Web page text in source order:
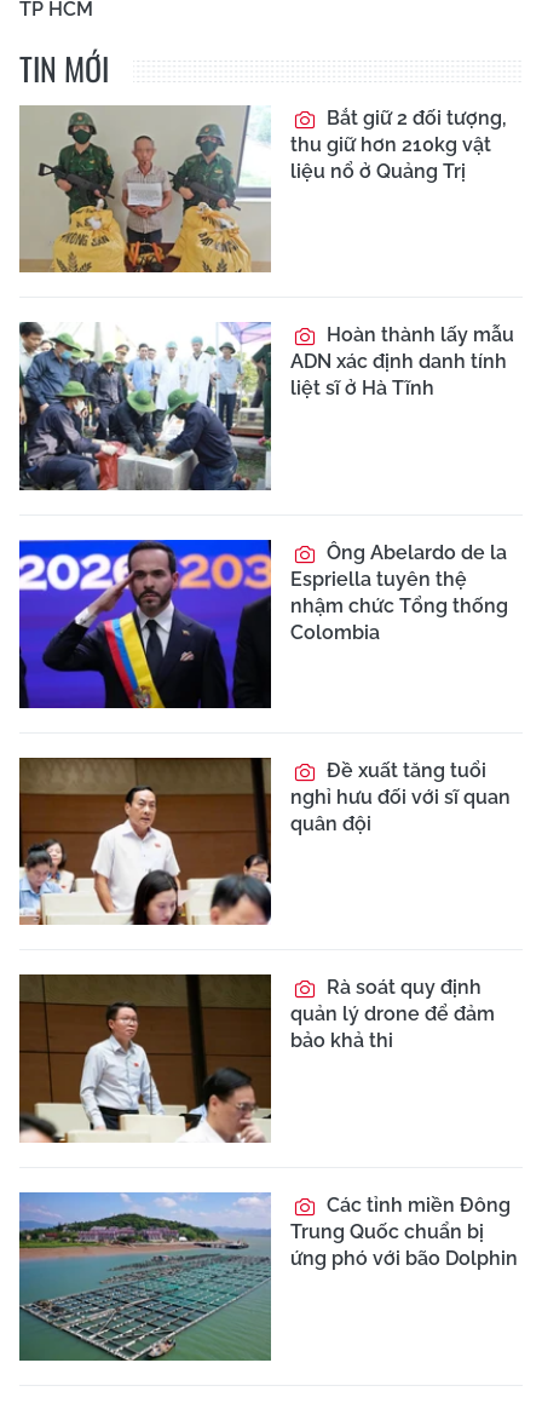
TP HCM
TIN MỚI
Bắt giữ 2 đối tượng,
thu giữ hơn 210kg vật
liệu nổ ở Quảng Trị
Hoàn thành lấy mẫu
ADN xác định danh tính
liệt sĩ ở Hà Tĩnh
Ông Abelardo de la
Espriella tuyên thệ
nhậm chức Tổng thống
Colombia
Đề xuất tăng tuổi
nghỉ hưu đối với sĩ quan
quân đội
Rà soát quy định
quản lý drone để đảm
bảo khả thi
Các tỉnh miền Đông
Trung Quốc chuẩn bị
ứng phó với bão Dolphin